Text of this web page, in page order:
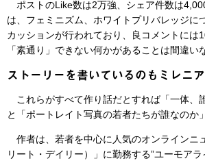
ポストのLike数は2万強、シェア件数は
は、フェミニズム、ホワイトプリバレッジに
カッションが行われており、良コメントには
「素通り」できない何かがあることは間違い
ストーリーを書いているのもミレニア
これらがすべて作り話だとすれば「一体、
と「ポートレイト写真の若者たちが誰なの
作者は、若者を中心に人気のオンラインニ
リート・デイリー）」に勤務する”ユーモア